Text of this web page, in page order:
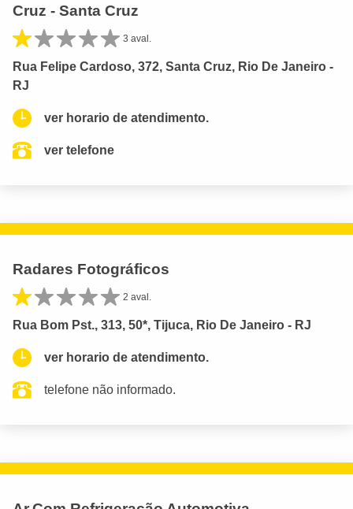
Cruz - Santa Cruz
3 aval.
Rua Felipe Cardoso, 372, Santa Cruz, Rio De Janeiro -
RJ
ver horario de atendimento.
ver telefone
Radares Fotográficos
2 aval.
Rua Bom Pst., 313, 50*, Tijuca, Rio De Janeiro - RJ
ver horario de atendimento.
telefone não informado.